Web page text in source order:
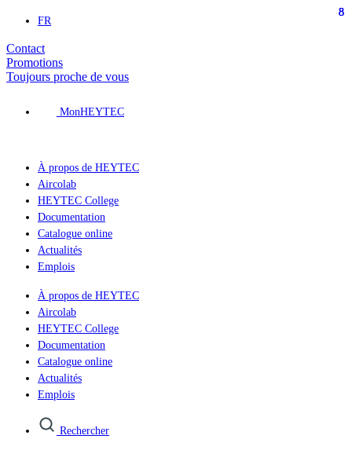
Aller
contenu
FR
Contact
Promotions
Toujours proche de vous
MonHEYTEC
À propos de HEYTEC
Aircolab
HEYTEC College
Documentation
Catalogue online
Actualités
Emplois
8
À propos de HEYTEC
Aircolab
HEYTEC College
Documentation
Catalogue online
Actualités
Emplois
8
Rechercher
8
8